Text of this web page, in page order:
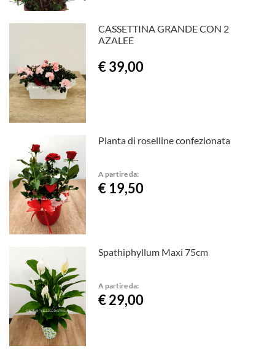
CASSETTINA GRANDE CON 2
AZALEE
€ 39,00
Pianta di roselline confezionata
A partire da:
€ 19,50
Spathiphyllum Maxi 75cm
A partire da:
€ 29,00